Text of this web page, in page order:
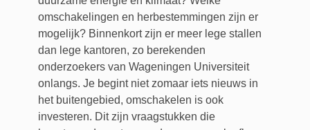
omschakelingen en herbestemmingen zijn er
mogelijk? Binnenkort zijn er meer lege stallen
dan lege kantoren, zo berekenden
onderzoekers van Wageningen Universiteit
onlangs. Je begint niet zomaar iets nieuws in
het buitengebied, omschakelen is ook
investeren. Dit zijn vraagstukken die